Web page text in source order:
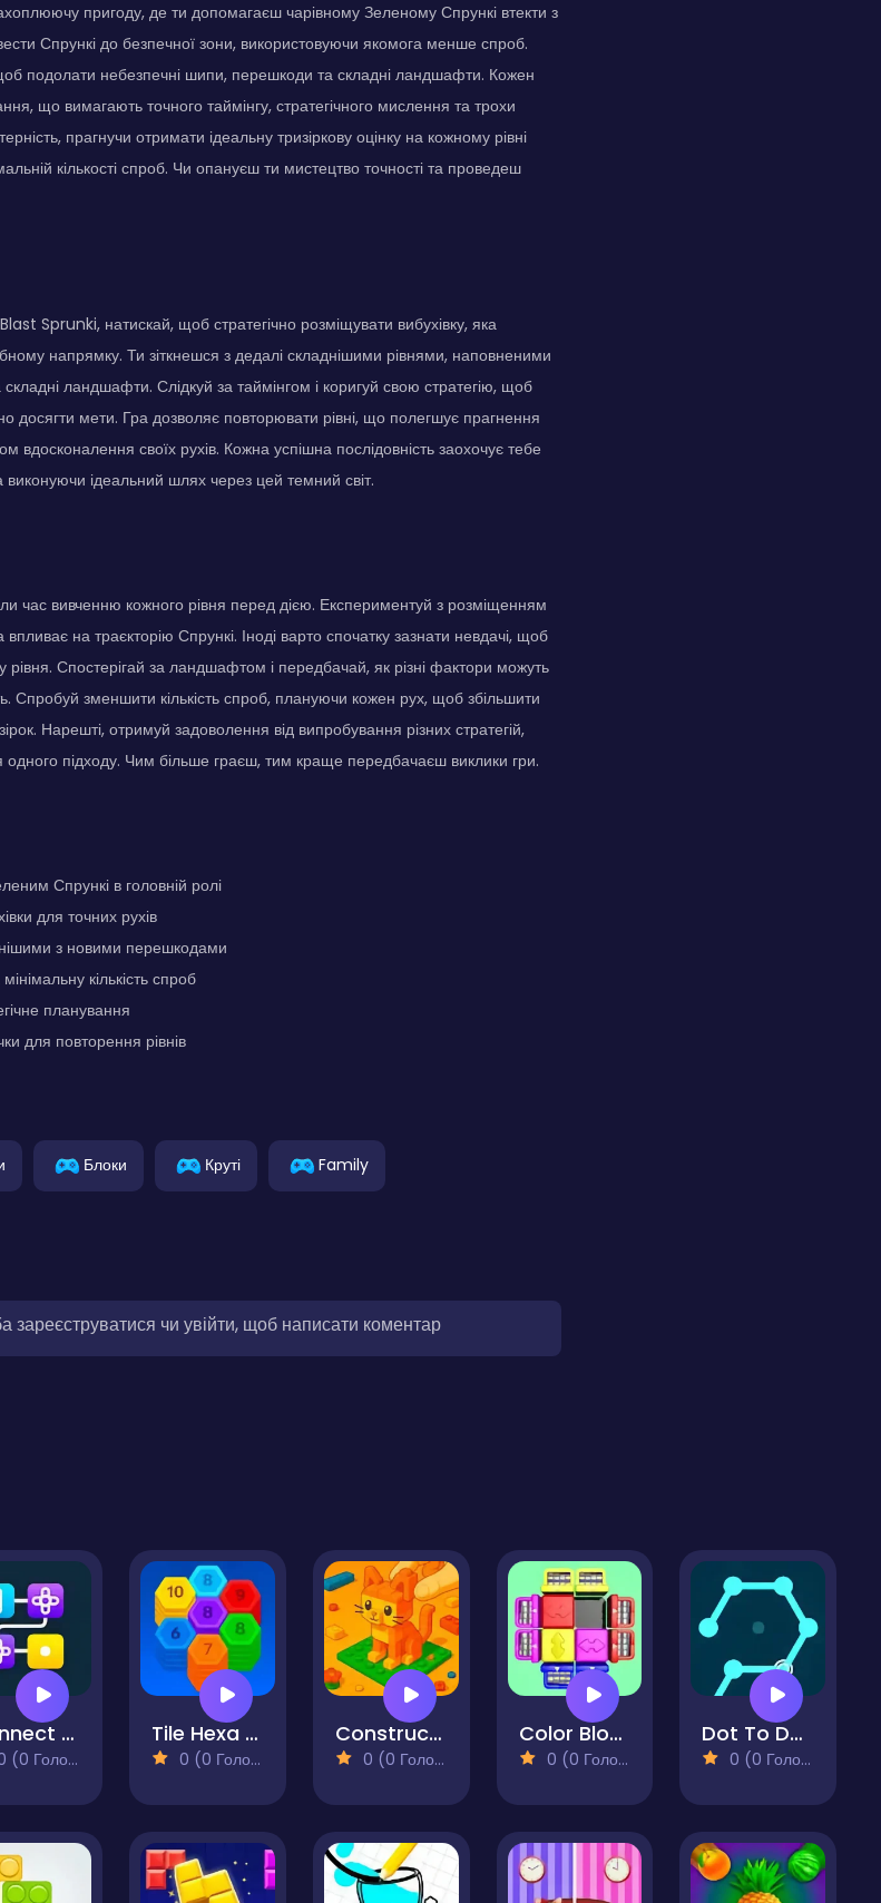
пригоду, де ти допомагаєш чарівному Зеленому Спрункі втекти з
Спрункі до безпечної зони, використовуючи якомога менше спроб.
подолати небезпечні шипи, перешкоди та складні ландшафти. Кожен
що вимагають точного таймінгу, стратегічного мислення та трохи
прагнучи отримати ідеальну тризіркову оцінку на кожному рівні
кількості спроб. Чи опануєш ти мистецтво точності та проведеш
Sprunki, натискай, щоб стратегічно розміщувати вибухівку, яка
напрямку. Ти зіткнешся з дедалі складнішими рівнями, наповненими
ландшафти. Слідкуй за таймінгом і коригуй свою стратегію, щоб
досягти мети. Гра дозволяє повторювати рівні, що полегшує прагнення
вдосконалення своїх рухів. Кожна успішна послідовність заохочує тебе
ідеальний шлях через цей темний світ.
час вивченню кожного рівня перед дією. Експериментуй з розміщенням
на траєкторію Спрункі. Іноді варто спочатку зазнати невдачі, щоб
рівня. Спостерігай за ландшафтом і передбачай, як різні фактори можуть
Спробуй зменшити кількість спроб, плануючи кожен рух, щоб збільшити
Нарешті, отримуй задоволення від випробування різних стратегій,
одного підходу. Чим більше граєш, тим краще передбачаєш виклики гри.
Спрункі в головній ролі
для точних рухів
з новими перешкодами
кількість спроб
планування
для повторення рівнів
Блоки Круті Family
зареєструватися чи увійти, щоб написати коментар
Connect the Blocks Mind Grid
(0 Голосів)
Tile Hexa Sort
0 (0 Голосів)
Construction Set - 3D Builder
0 (0 Голосів)
Color Block Jam
0 (0 Голосів)
Dot To Dot - Puzzle
0 (0 Голосів)